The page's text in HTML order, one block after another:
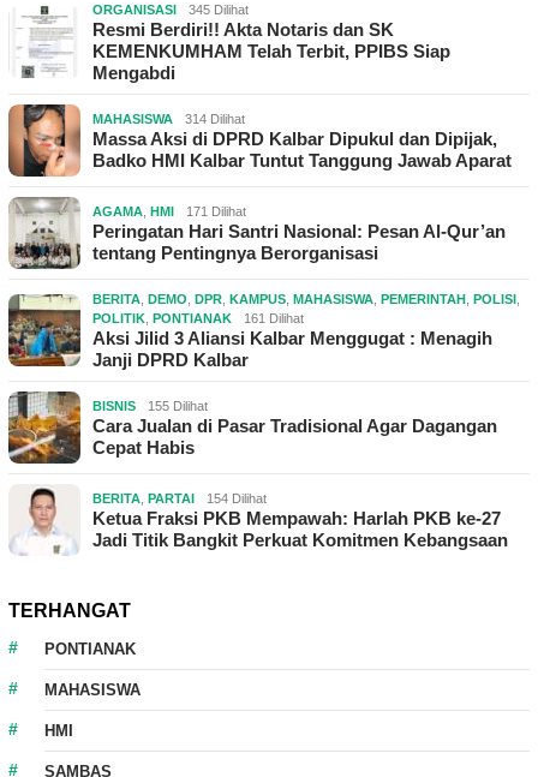
ORGANISASI 345 Dilihat
Resmi Berdiri!! Akta Notaris dan SK
KEMENKUMHAM Telah Terbit, PPIBS Siap
Mengabdi
MAHASISWA 314 Dilihat
Massa Aksi di DPRD Kalbar Dipukul dan Dipijak,
Badko HMI Kalbar Tuntut Tanggung Jawab Aparat
AGAMA HMI 171 Dilihat
Peringatan Hari Santri Nasional: Pesan Al-Qur’an
tentang Pentingnya Berorganisasi
BERITA DEMO DPR KAMPUS MAHASISWA PEMERINTAH POLISI
POLITIK PONTIANAK 161 Dilihat
Aksi Jilid 3 Aliansi Kalbar Menggugat : Menagih
Janji DPRD Kalbar
BISNIS 155 Dilihat
Cara Jualan di Pasar Tradisional Agar Dagangan
Cepat Habis
BERITA PARTAI 154 Dilihat
Ketua Fraksi PKB Mempawah: Harlah PKB ke-27
Jadi Titik Bangkit Perkuat Komitmen Kebangsaan
TERHANGAT
PONTIANAK
MAHASISWA
HMI
SAMBAS